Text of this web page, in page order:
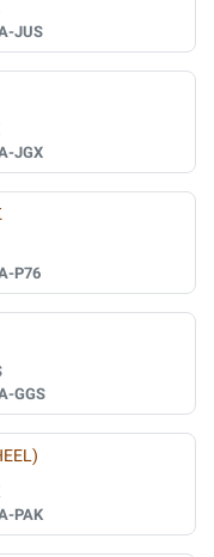
JUS
JGX
P76
GGS
PAK